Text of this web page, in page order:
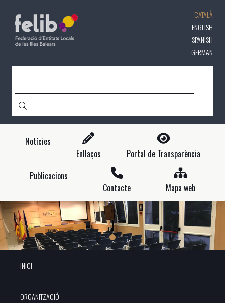
contingut
CATALÀ
ENGLISH
SPANISH
GERMAN
Notícies
Enllaços
Portal de Transparència
Publicacions
Contacte
Mapa web
INICI
ORGANITZACIÓ